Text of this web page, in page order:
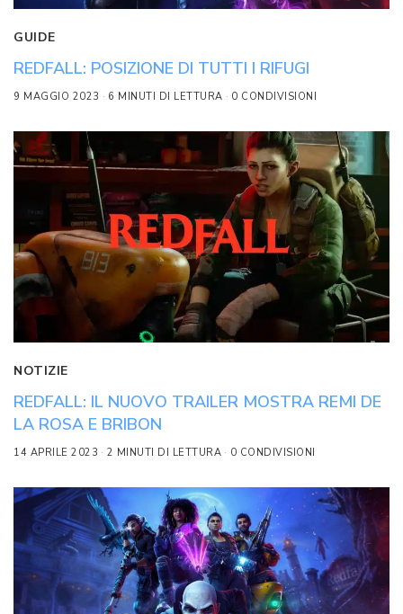
GUIDE
REDFALL: POSIZIONE DI TUTTI I RIFUGI
9 MAGGIO 2023 6 MINUTI DI LETTURA 0 CONDIVISIONI
NOTIZIE
REDFALL: IL NUOVO TRAILER MOSTRA REMI DE
LA ROSA E BRIBON
14 APRILE 2023 2 MINUTI DI LETTURA 0 CONDIVISIONI